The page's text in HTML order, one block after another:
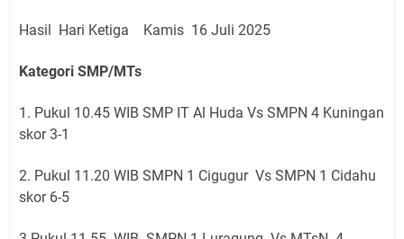
Hasil Hari Ketiga Kamis 16 Juli 2025
Kategori SMP/MTs
1. Pukul 10.45 WIB SMP IT Al Huda Vs SMPN 4 Kuningan
skor 3-1
2. Pukul 11.20 WIB SMPN 1 Cigugur Vs SMPN 1 Cidahu
skor 6-5